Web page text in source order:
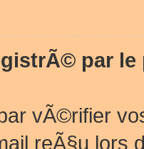
par
vÃ©rifier
reÃ§u lors